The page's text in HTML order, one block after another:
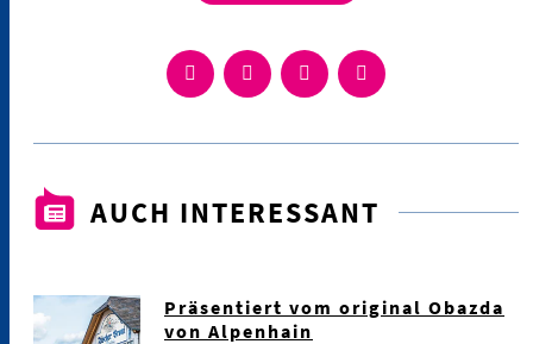
AUCH INTERESSANT
Präsentiert vom original Obazda
von Alpenhain